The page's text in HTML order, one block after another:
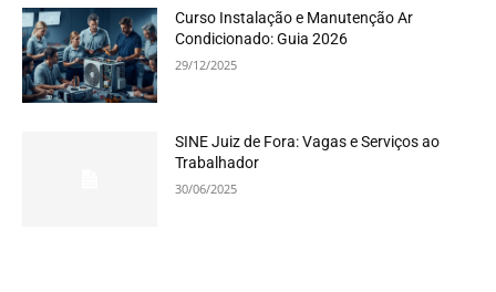
Curso Instalação e Manutenção Ar
Condicionado: Guia 2026
29/12/2025
SINE Juiz de Fora: Vagas e Serviços ao
Trabalhador
30/06/2025